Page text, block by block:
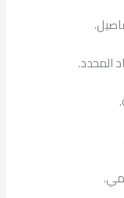
المحدد.